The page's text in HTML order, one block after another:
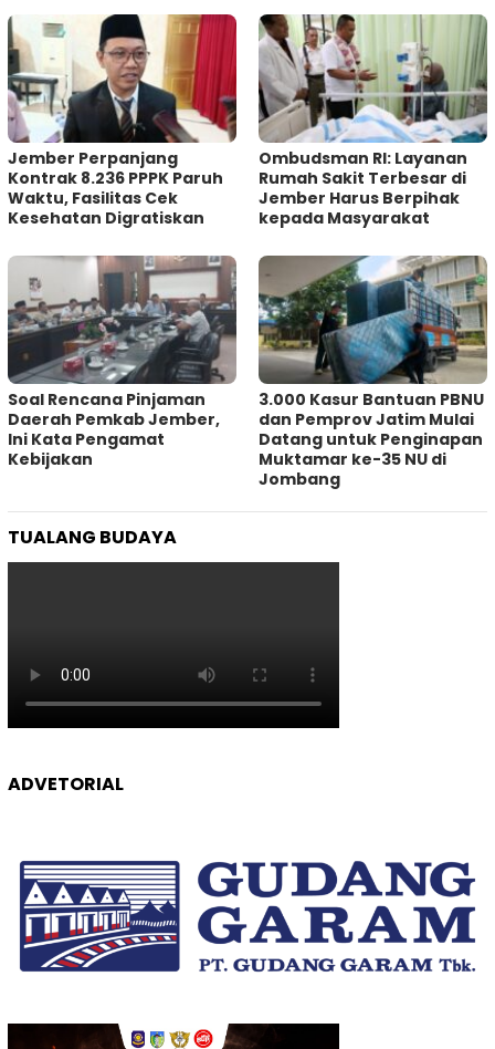
Jember Perpanjang
Kontrak 8.236 PPPK Paruh
Waktu, Fasilitas Cek
Kesehatan Digratiskan
Ombudsman RI: Layanan
Rumah Sakit Terbesar di
Jember Harus Berpihak
kepada Masyarakat
‎Soal Rencana Pinjaman
Daerah Pemkab Jember,
Ini Kata Pengamat
Kebijakan ‎
3.000 Kasur Bantuan PBNU
dan Pemprov Jatim Mulai
Datang untuk Penginapan
Muktamar ke-35 NU di
Jombang
TUALANG BUDAYA
ADVETORIAL